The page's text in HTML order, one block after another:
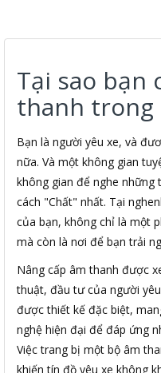
Tại sao bạn
thanh trong
Bạn là người yêu xe, và
nữa. Và một không gian
không gian để nghe những
cách "Chất" nhất. Tại
của bạn, không chỉ là một
mà còn là nơi để bạn trải
Nâng cấp âm thanh được
thuật, đầu tư của người
được thiết kế đặc biệt,
nghệ hiện đại để đáp ứng
Việc trang bị một bộ âm
khiến tín đồ yêu xe không